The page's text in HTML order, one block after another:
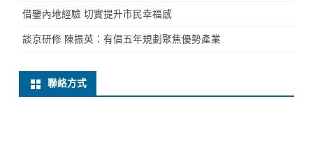
借鑒內地經驗 切實提升市民幸福感
談京研修 陳振英：有倡五年規劃聚焦優勢產業
聯絡方式